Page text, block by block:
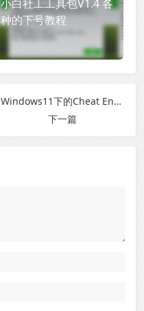
小白社工工具包V1.4 各
种的下号教程
Windows11下的Cheat Engine+驱动源码编译并开启DBVM模式-幽络源技术
下一篇